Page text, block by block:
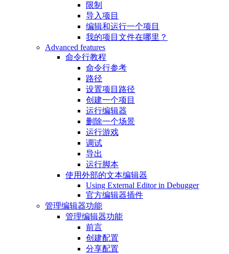
限制
导入项目
编辑和运行一个项目
我的项目文件在哪里？
Advanced features
命令行教程
命令行参考
路径
设置项目路径
创建一个项目
运行编辑器
删除一个场景
运行游戏
调试
导出
运行脚本
使用外部的文本编辑器
Using External Editor in Debugger
官方编辑器插件
管理编辑器功能
管理编辑器功能
前言
创建配置
分享配置